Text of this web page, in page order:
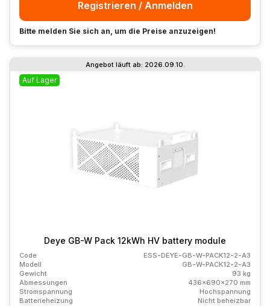
Registrieren / Anmelden
Bitte melden Sie sich an, um die Preise anzuzeigen!
Auf Lager
Deye GB-W Pack 12kWh HV battery module
Code
ESS-DEYE-GB-W-PACK12-2-A3
Modell
GB-W-PACK12-2-A3
Gewicht
93 kg
Abmessungen
436x690x270 mm
Stromspannung
Hochspannung
Batterieheizung
Nicht beheizbar
Angebot läuft ab: 2026.09.10.